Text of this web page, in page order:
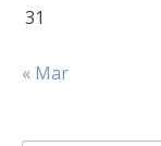
31
« Mar